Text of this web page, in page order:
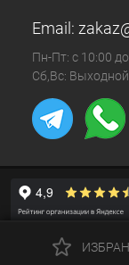
Email:
Пн-Пт: с 10:00 до
Сб,Вс: Выходной